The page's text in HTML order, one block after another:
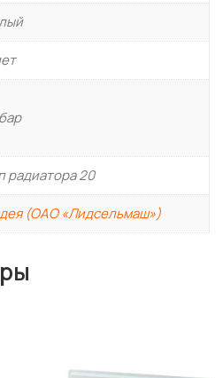
радиатора 20
(ОАО «Лидсельмаш»)